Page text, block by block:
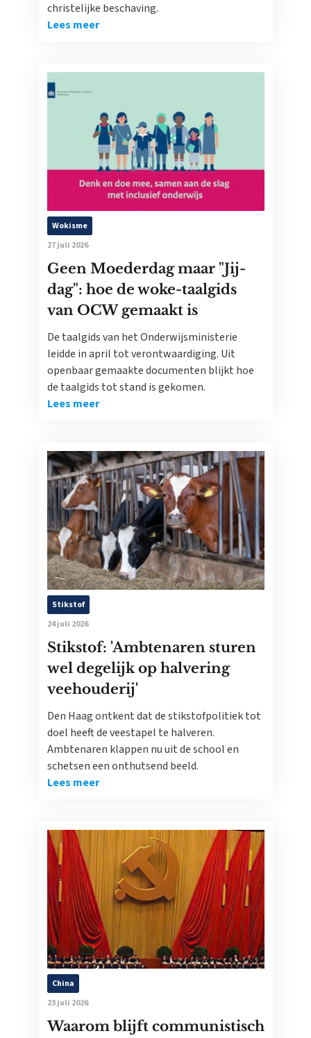
christelijke beschaving.
Lees meer
Wokisme
27 juli 2026
Geen Moederdag maar "Jij-
dag": hoe de woke-taalgids
van OCW gemaakt is
De taalgids van het Onderwijsministerie
leidde in april tot verontwaardiging. Uit
openbaar gemaakte documenten blijkt hoe
de taalgids tot stand is gekomen.
Lees meer
Stikstof
24 juli 2026
Stikstof: 'Ambtenaren sturen
wel degelijk op halvering
veehouderij'
Den Haag ontkent dat de stikstofpolitiek tot
doel heeft de veestapel te halveren.
Ambtenaren klappen nu uit de school en
schetsen een onthutsend beeld.
Lees meer
China
23 juli 2026
Waarom blijft communistisch